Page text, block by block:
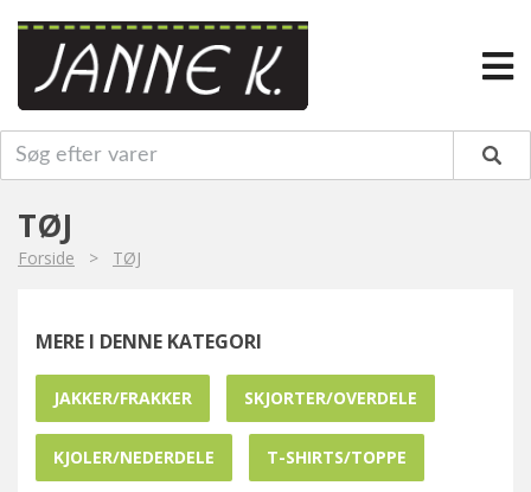
TØJ
Forside > TØJ
MERE I DENNE KATEGORI
JAKKER/FRAKKER SKJORTER/OVERDELE
KJOLER/NEDERDELE T-SHIRTS/TOPPE